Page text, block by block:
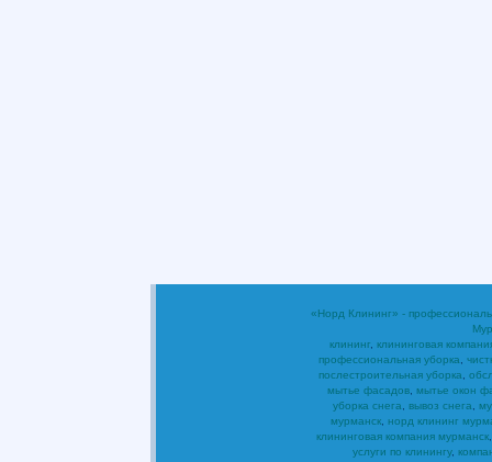
«Норд Клининг» -
клининг клининговая
профессиональная уборка
послестроительная уборка
мытье фасадов мытье окон
уборка снега
вывоз снега
мурманск, норд клининг
клининговая компания мурманск
услуги по клинингу,